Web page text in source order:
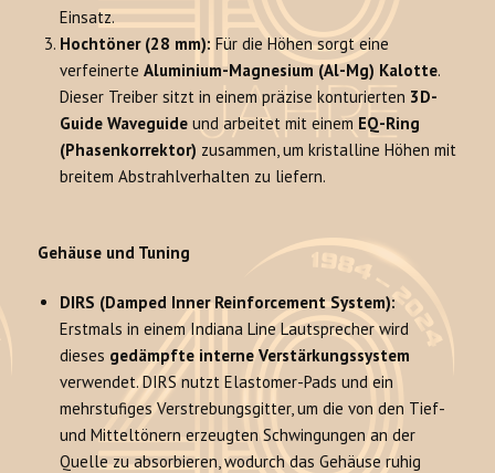
Einsatz.
Hochtöner (28 mm): Für die Höhen sorgt eine
verfeinerteAluminium-Magnesium (Al-Mg) Kalotte.
Dieser Treiber sitzt in einem präzise konturierten 3D-
Guide Waveguide und arbeitet mit einem EQ-Ring
(Phasenkorrektor) zusammen, um kristalline Höhen mit
breitem Abstrahlverhalten zu liefern.
Gehäuse und Tuning
DIRS (Damped Inner Reinforcement System):
Erstmals in einem Indiana Line Lautsprecher wird
dieses gedämpfte interne Verstärkungssystem
verwendet. DIRS nutzt Elastomer-Pads und ein
mehrstufiges Verstrebungsgitter, um die von den Tief-
und Mitteltönern erzeugten Schwingungen an der
Quelle zu absorbieren, wodurch das Gehäuse ruhig